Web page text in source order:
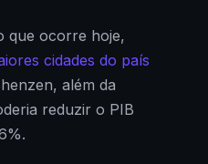
que ocorre hoje,
cidades do país
além da
reduzir o PIB